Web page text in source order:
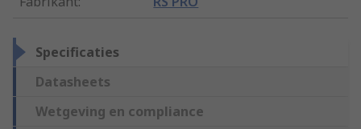
Specificaties
Datasheets
Wetgeving en compliance